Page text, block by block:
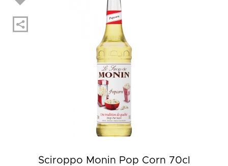
Sciroppo Monin Pop Corn 70cl